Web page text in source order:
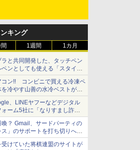
キング
1週間 1カ月
と共同開発した、タッチペン
ペンとしても使える「スタイラ
発売 iPadにも紙にも、持ち替
コン!! コンビニで買える冷凍ペ
を冷やす山善の水冷ベストがロ
うどいい【ぼっち・ざ・ろー
空いた時間でなにしてる？】
、LINEヤフーなどデジタル
ーム5社に「なりすまし詐欺
を要請 著名人の写真や映像を
どへの対策として
？ Gmail、サードパーティの
ス」のサポートを打ち切りへ
】
けていた将棋連盟のサイトが